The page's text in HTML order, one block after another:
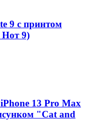
9 с принтом
Нот 9)
13 Pro Max
"Cat and